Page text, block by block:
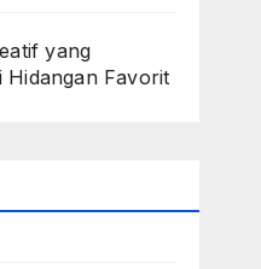
yang
Hidangan Favorit